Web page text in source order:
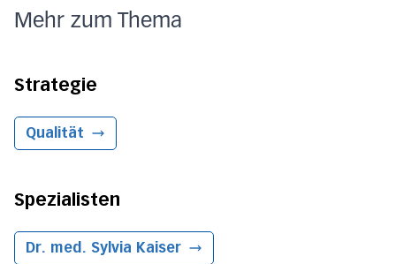
Mehr zum Thema
Strategie
Qualität
Spezialisten
Dr. med. Sylvia Kaiser